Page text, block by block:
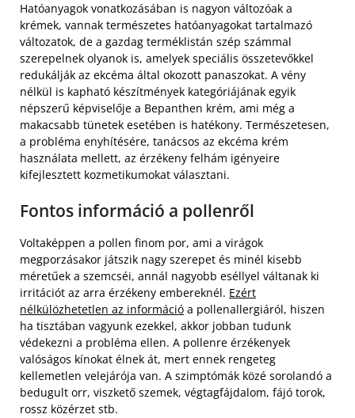
Hatóanyagok vonatkozásában is nagyon változóak a
krémek, vannak természetes hatóanyagokat tartalmazó
változatok, de a gazdag terméklistán szép számmal
szerepelnek olyanok is, amelyek speciális összetevőkkel
redukálják az ekcéma által okozott panaszokat. A vény
nélkül is kapható készítmények kategóriájának egyik
népszerű képviselője a Bepanthen krém, ami még a
makacsabb tünetek esetében is hatékony. Természetesen,
a probléma enyhítésére, tanácsos az ekcéma krém
használata mellett, az érzékeny felhám igényeire
kifejlesztett kozmetikumokat választani.
Fontos információ a pollenről
Voltaképpen a pollen finom por, ami a virágok
megporzásakor játszik nagy szerepet és minél kisebb
méretűek a szemcséi, annál nagyobb eséllyel váltanak ki
irritációt az arra érzékeny embereknél. Ezért
nélkülözhetetlen az információ a pollenallergiáról, hiszen
ha tisztában vagyunk ezekkel, akkor jobban tudunk
védekezni a probléma ellen. A pollenre érzékenyek
valóságos kínokat élnek át, mert ennek rengeteg
kellemetlen velejárója van. A szimptómák közé sorolandó a
bedugult orr, viszkető szemek, végtagfájdalom, fájó torok,
rossz közérzet stb.